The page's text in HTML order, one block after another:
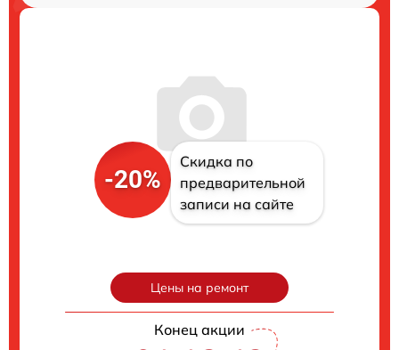
-20%
Скидка по
предварительной
записи на сайте
Цены на ремонт
Конец акции